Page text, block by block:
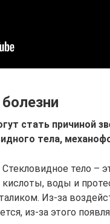
стать причиной
тела,
тело –
воды и
Из-за
из-за этого